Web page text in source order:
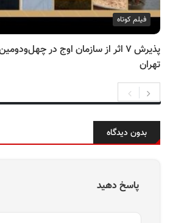
فیلم کوتاه
پذیرش ۷ اثر از سازمان اوج در
تهران
بدون دیدگاه
پاسخ دهید